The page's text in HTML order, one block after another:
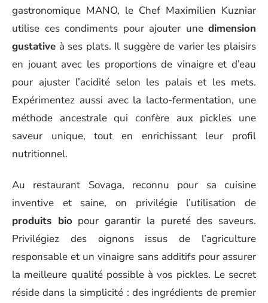
gastronomique MANO, le Chef Maximilien Kuzniar
utilise ces condiments pour ajouter une dimension
gustative à ses plats. Il suggère de varier les plaisirs
en jouant avec les proportions de vinaigre et d’eau
pour ajuster l’acidité selon les palais et les mets.
Expérimentez aussi avec la lacto-fermentation, une
méthode ancestrale qui confère aux pickles une
saveur unique, tout en enrichissant leur profil
nutritionnel.
Au restaurant Sovaga, reconnu pour sa cuisine
inventive et saine, on privilégie l’utilisation de
produits bio pour garantir la pureté des saveurs.
Privilégiez des oignons issus de l’agriculture
responsable et un vinaigre sans additifs pour assurer
la meilleure qualité possible à vos pickles. Le secret
réside dans la simplicité : des ingrédients de premier